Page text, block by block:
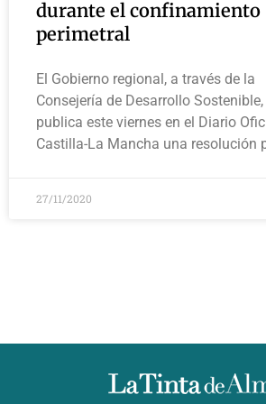
durante el confinamiento
perimetral
El Gobierno regional, a través de la
Consejería de Desarrollo Sostenible,
publica este viernes en el Diario
Castilla-La Mancha una resolución
27/11/2020